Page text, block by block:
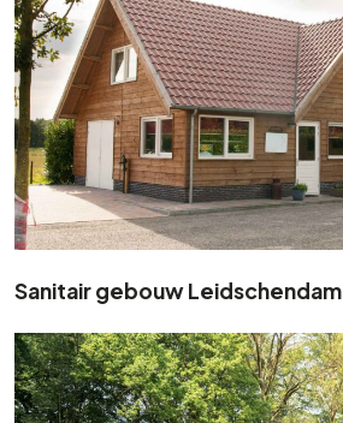
Sanitair gebouw Leidschendam